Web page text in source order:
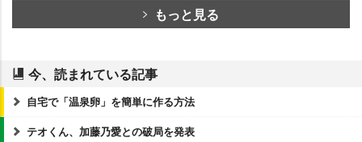
もっと見る
今、読まれている記事
自宅で「温泉卵」を簡単に作る方法
テオくん、加藤乃愛との破局を発表